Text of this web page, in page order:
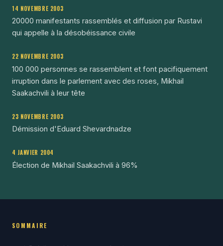
14 NOVEMBRE 2003
20000 manifestants rassemblés et diffusion par Rustavi
qui appelle à la désobéissance civile
22 NOVEMBRE 2003
100 000 personnes se rassemblent et font pacifiquement
irruption dans le parlement avec des roses, Mikhail
Saakachvili à leur tête
23 NOVEMBRE 2003
Démission d'Eduard Shevardnadze
4 JANVIER 2004
Élection de Mikhail Saakachvili à 96%
SOMMAIRE